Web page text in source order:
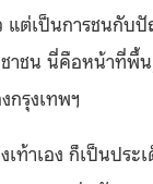
แต่เป็นการชนกับ
าชน นี่คือหน้าที่พื้
กรุงเทพฯ
เท้าเอง ก็เป็นประ